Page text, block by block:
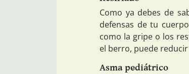
Como ya debes de
defensas de tu
como la gripe o los
el berro, puede
Asma pediátrico